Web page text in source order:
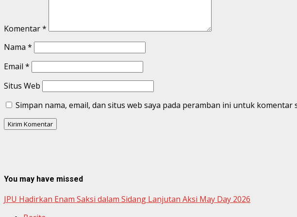
Komentar*
Nama *
Email *
Situs Web
Simpan nama, email, dan situs web saya pada peramban ini untuk komentar
You may have missed
JPU Hadirkan Enam Saksi dalam Sidang Lanjutan Aksi May Day 2026